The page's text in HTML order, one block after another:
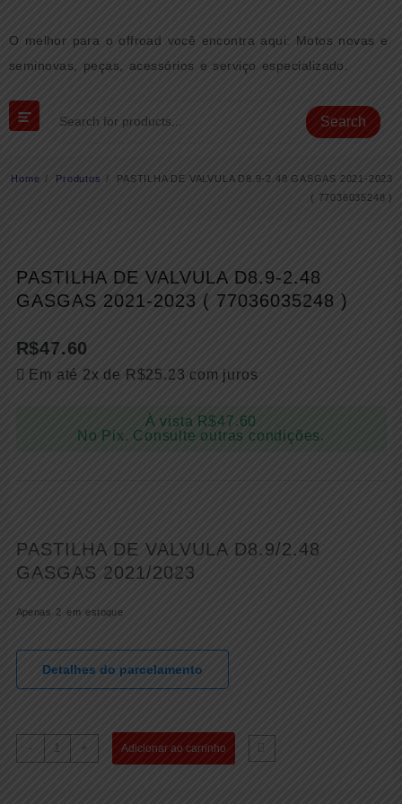
content
O melhor para o offroad você encontra aqui: Motos novas e
seminovas, peças, acessórios e serviço especializado.
Search
Home Produtos
PASTILHA DE VALVULA D8.9-2.48 GASGAS 2021-2023
( 77036035248 )
PASTILHA DE VALVULA D8.9-2.48
GASGAS 2021-2023 ( 77036035248 )
R$47.60
Em até 2x de R$25.23 com juros
À vista R$47.60
No Pix. Consulte outras condições.
PASTILHA DE VALVULA D8.9/2.48
GASGAS 2021/2023
Apenas 2 em estoque
Detalhes do parcelamento
-
PASTILHA
DE
+ Adicionar ao carrinho